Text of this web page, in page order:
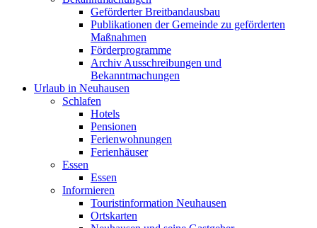
Geförderter Breitbandausbau
Publikationen der Gemeinde zu geförderten
Maßnahmen
Förderprogramme
Archiv Ausschreibungen und
Bekanntmachungen
Urlaub in Neuhausen
Schlafen
Hotels
Pensionen
Ferienwohnungen
Ferienhäuser
Essen
Essen
Informieren
Touristinformation Neuhausen
Ortskarten